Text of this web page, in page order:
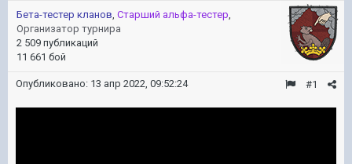
Бета-тестер кланов, Старший альфа-тестер,
Организатор турнира
2 509 публикаций
11 661 бой
#1
Опубликовано: 13 апр 2022, 09:52:24